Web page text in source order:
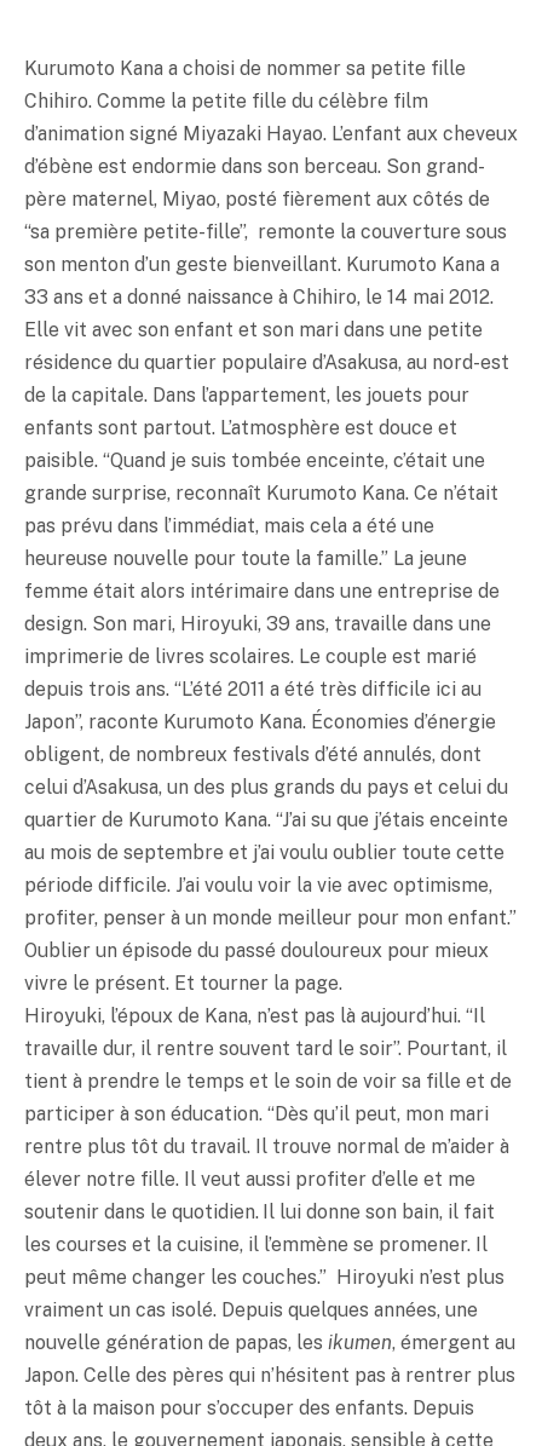
Kurumoto Kana a choisi de nommer sa petite fille
Chihiro. Comme la petite fille du célèbre film
d’animation signé Miyazaki Hayao. L’enfant aux cheveux
d’ébène est endormie dans son berceau. Son grand-
père maternel, Miyao, posté fièrement aux côtés de
“sa première petite-fille”, remonte la couverture sous
son menton d’un geste bienveillant. Kurumoto Kana a
33 ans et a donné naissance à Chihiro, le 14 mai 2012.
Elle vit avec son enfant et son mari dans une petite
résidence du quartier populaire d’Asakusa, au nord-est
de la capitale. Dans l’appartement, les jouets pour
enfants sont partout. L’atmosphère est douce et
paisible. “Quand je suis tombée enceinte, c’était une
grande surprise, reconnaît Kurumoto Kana. Ce n’était
pas prévu dans l’immédiat, mais cela a été une
heureuse nouvelle pour toute la famille.” La jeune
femme était alors intérimaire dans une entreprise de
design. Son mari, Hiroyuki, 39 ans, travaille dans une
imprimerie de livres scolaires. Le couple est marié
depuis trois ans. “L’été 2011 a été très difficile ici au
Japon”, raconte Kurumoto Kana. Économies d’énergie
obligent, de nombreux festivals d’été annulés, dont
celui d’Asakusa, un des plus grands du pays et celui du
quartier de Kurumoto Kana. “J’ai su que j’étais enceinte
au mois de septembre et j’ai voulu oublier toute cette
période difficile. J’ai voulu voir la vie avec optimisme,
profiter, penser à un monde meilleur pour mon enfant.”
Oublier un épisode du passé douloureux pour mieux
vivre le présent. Et tourner la page.
Hiroyuki, l’époux de Kana, n’est pas là aujourd’hui. “Il
travaille dur, il rentre souvent tard le soir”. Pourtant, il
tient à prendre le temps et le soin de voir sa fille et de
participer à son éducation. “Dès qu’il peut, mon mari
rentre plus tôt du travail. Il trouve normal de m’aider à
élever notre fille. Il veut aussi profiter d’elle et me
soutenir dans le quotidien. Il lui donne son bain, il fait
les courses et la cuisine, il l’emmène se promener. Il
peut même changer les couches.” Hiroyuki n’est plus
vraiment un cas isolé. Depuis quelques années, une
nouvelle génération de papas, les ikumen, émergent au
Japon. Celle des pères qui n’hésitent pas à rentrer plus
tôt à la maison pour s’occuper des enfants. Depuis
deux ans, le gouvernement japonais, sensible à cette